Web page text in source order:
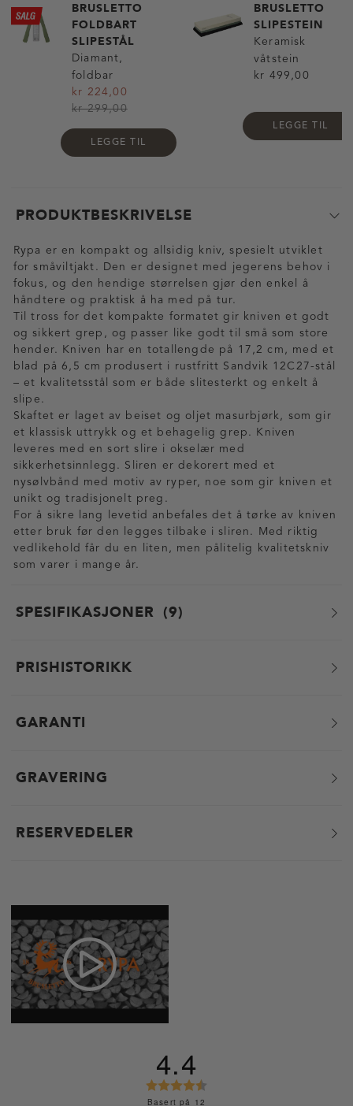
BRUSLETTO
FOLDBART
SLIPESTÅL
Diamant,
foldbar
kr 224,00
kr 299,00
LEGGE TIL
BRUSLETTO
SLIPESTEIN
Keramisk
våtstein
kr 499,00
LEGGE TIL
PRODUKTBESKRIVELSE
Rypa er en kompakt og allsidig kniv, spesielt utviklet
for småviltjakt. Den er designet med jegerens behov i
fokus, og den hendige størrelsen gjør den enkel å
håndtere og praktisk å ha med på tur.
Til tross for det kompakte formatet gir kniven et godt
og sikkert grep, og passer like godt til små som store
hender. Kniven har en totallengde på 17,2 cm, med et
blad på 6,5 cm produsert i rustfritt Sandvik 12C27-stål
– et kvalitetsstål som er både slitesterkt og enkelt å
slipe.
Skaftet er laget av beiset og oljet masurbjørk, som gir
et klassisk uttrykk og et behagelig grep. Kniven
leveres med en sort slire i okselær med
sikkerhetsinnlegg. Sliren er dekorert med et
nysølvbånd med motiv av ryper, noe som gir kniven et
unikt og tradisjonelt preg.
For å sikre lang levetid anbefales det å tørke av kniven
etter bruk før den legges tilbake i sliren. Med riktig
vedlikehold får du en liten, men pålitelig kvalitetskniv
som varer i mange år.
SPESIFIKASJONER 9
PRISHISTORIKK
GARANTI
GRAVERING
RESERVEDELER
4.4
Basert på 12